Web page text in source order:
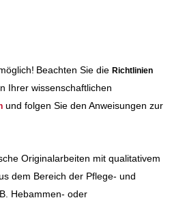
Beachten Sie die Richtlinien
Ihrer wissenschaftlichen
und folgen Sie den Anweisungen zur
Originalarbeiten mit qualitativem
dem Bereich der Pflege- und
Hebammen- oder